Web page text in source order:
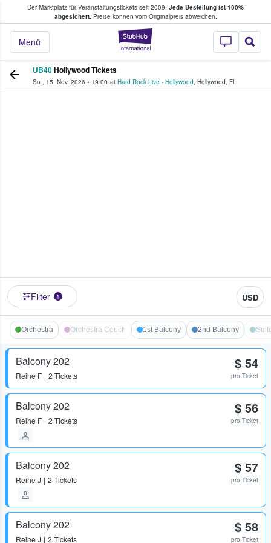
Der Marktplatz für Veranstaltungstickets seit 2009. Jede Bestellung ist 100%
abgesichert.Preise können vom Originalpreis abweichen.
StubHub - Wo
Menü
Tickets kaufen & verkaufen
UB40Hollywood Tickets
So., 15. Nov. 2026 • 19:00 at Hard Rock Live - Hollywood, Hollywood, FL
Filter 1 USD
Orchestra Orchestra Couch 1st Balcony 2nd Balcony
Balcony 202
Reihe F 2 Tickets
$ 54
pro Ticket
Balcony 202
Reihe F 2 Tickets
$ 56
pro Ticket
Balcony 202
Reihe J 2 Tickets
$ 57
pro Ticket
Balcony 202
Reihe J 2 Tickets
$ 58
pro Ticket